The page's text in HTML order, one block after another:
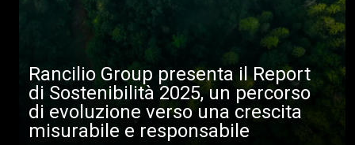
Rancilio Group presenta il Report
di Sostenibilità 2025, un percorso
di evoluzione verso una crescita
misurabile e responsabile